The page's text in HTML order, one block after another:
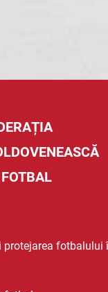
protejarea fotbalului